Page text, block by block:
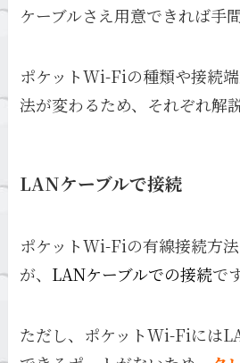
ケーブルさえ用意できれば手
ポケットWi-Fiの種類や接続
法が変わるため、それぞれ解
LANケーブルで接続
ポケットWi-Fiの有線接続方
が、 LANケーブルでの接続で
ただし、ポケットWi-Fiには